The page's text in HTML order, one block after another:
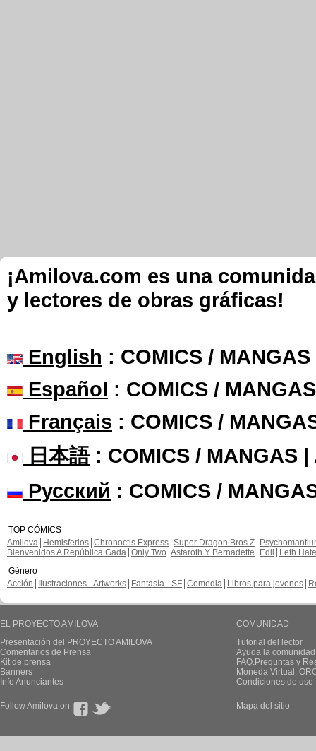
¡Amilova.com es una
y lectores de obras gráficas!
English : COMICS /
Español : COMICS /
Français : COMICS /
日本語: COMICS / MANGAS |
Русский : COMICS /
TOP CÓMICS
Amilova
Hemisferios Chronoctis Express Super Dragon Bros Z
Bienvenidos A República Gada Only Two Astaroth Y Bernadette Edil
Leth Hate
Género
Acción
Ilustraciones - Artworks Fantasía - SF Comedia Libros para jovenes
EL PROYECTO AMILOVA
Presentación del PROYECTO AMILOVA
Comentarios de Prensa
Kit de prensa
Banners
Info Anunciantes
COMUNIDAD
Tutorial del lector
Ayuda la
FAQ.Preguntas y
Moneda Virtual:
Condiciones de uso
Follow Amilova on Mapa del sitio